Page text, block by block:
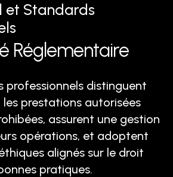
et Standards
Réglementaire
professionnels distinguent
prestations autorisées
assurent une gestion
opérations, et adoptent
alignés sur le droit
pratiques.